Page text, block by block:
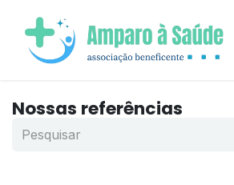
Nossas referências